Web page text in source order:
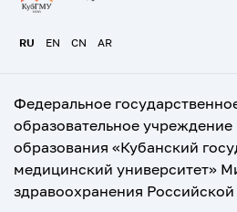
RU EN CN AR
Федеральное
образовательное
образования «Кубанский
медицинский университет»
здравоохранения